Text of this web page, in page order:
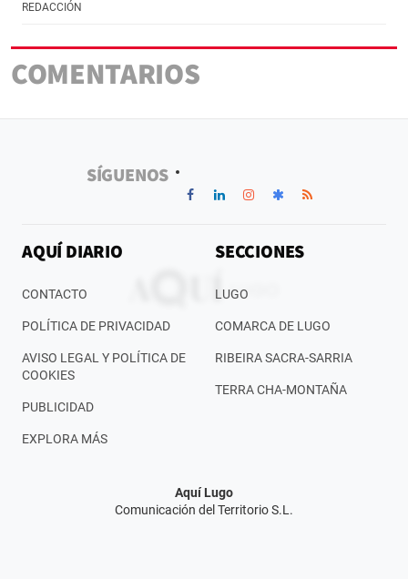
REDACCIÓN
COMENTARIOS
SÍGUENOS
AQUÍ DIARIO
CONTACTO
POLÍTICA DE PRIVACIDAD
AVISO LEGAL Y POLÍTICA DE
COOKIES
PUBLICIDAD
EXPLORA MÁS
SECCIONES
LUGO
COMARCA DE LUGO
RIBEIRA SACRA-SARRIA
TERRA CHA-MONTAÑA
Aquí Lugo
Comunicación del Territorio S.L.